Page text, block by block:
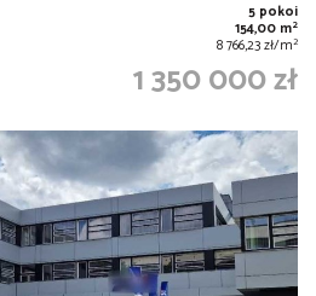
5 pokoi
154,00 m2
8 766,23 zł/m2
1 350 000 zł